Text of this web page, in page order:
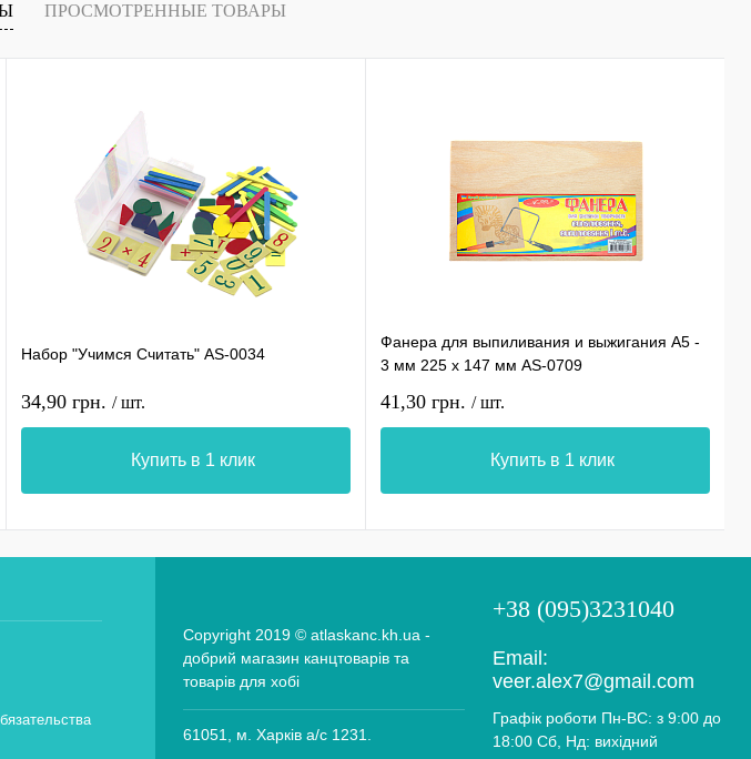
ПРОСМОТРЕННЫЕ ТОВАРЫ
Набор "Учимся Считать" AS-0034
34,90 грн. / шт.
Купить в 1 клик
Фанера для выпиливания и выжигания А5 -
3 мм 225 х 147 мм AS-0709
41,30 грн. / шт.
Купить в 1 клик
Copyright 2019 © atlaskanc.kh.ua -
добрий магазин канцтоварів та
товарів для хобі
61051, м. Харків а/с 1231.
+38 (095)3231040
Email:
veer.alex7@gmail.com
Графік роботи Пн-ВС: з 9:00 до
18:00 Сб, Нд: вихідний